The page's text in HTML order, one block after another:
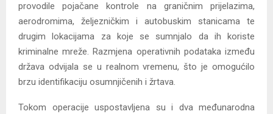
provodile pojačane kontrole na graničnim prijelazima,
aerodromima, željezničkim i autobuskim stanicama te
drugim lokacijama za koje se sumnjalo da ih koriste
kriminalne mreže. Razmjena operativnih podataka između
država odvijala se u realnom vremenu, što je omogućilo
brzu identifikaciju osumnjičenih i žrtava.
Tokom operacije uspostavljena su i dva međunarodna